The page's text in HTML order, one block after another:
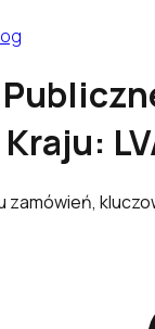
zamówień,